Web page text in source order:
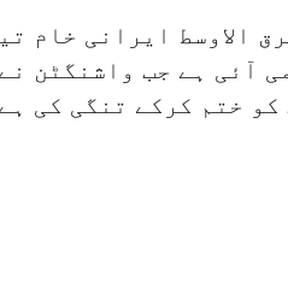
الاوسط ایرانی خام
آئی ہے جب واشنگٹن
کو ختم کرکے تنگی کی